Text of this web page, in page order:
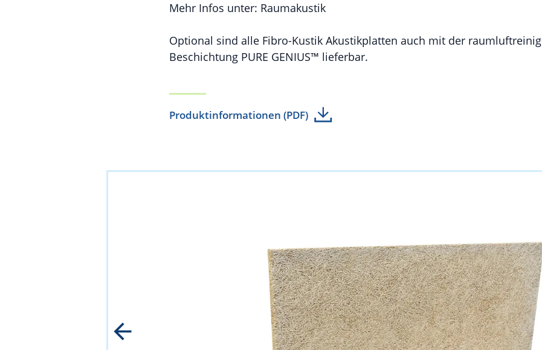
Mehr Infos unter: Raumakustik
Optional sind alle Fibro-Kustik Akustikplatten auch mit der
Beschichtung PURE GENIUS™ lieferbar.
Produktinformationen (PDF)